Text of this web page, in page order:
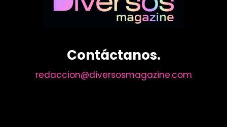
Contáctanos.
redaccion@diversosmagazine.com